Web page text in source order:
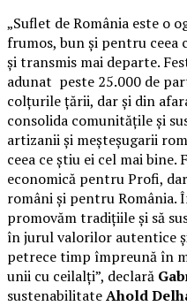
„Suflet de România este o
frumos, bun și pentru ceea
și transmis mai departe.
adunat peste 25.000 de
colțurile țării, dar și din
consolida comunitățile și
artizanii și meșteșugarii
ceea ce știu ei cel mai
economică pentru Profi,
români și pentru România.
promovăm tradițiile și să
în jurul valorilor autentice
petrece timp împreună în
unii cu ceilalți”, declară
sustenabilitateAhold